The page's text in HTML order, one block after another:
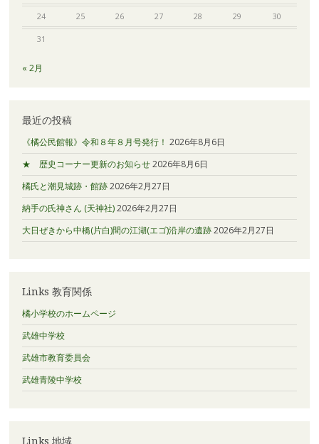
24 25 26 27 28 29 30
31
« 2月
最近の投稿
《橘公民館報》令和８年８月号発行！ 2026年8月6日
★ 歴史コーナー更新のお知らせ2026年8月6日
橘氏と潮見城跡・館跡2026年2月27日
納手の氏神さん (天神社)2026年2月27日
大日ぜきから中橋(片白)間の江湖(エゴ)沿岸の遺跡2026年2月27日
Links 教育関係
橘小学校のホームページ
武雄中学校
武雄市教育委員会
武雄青陵中学校
Links 地域